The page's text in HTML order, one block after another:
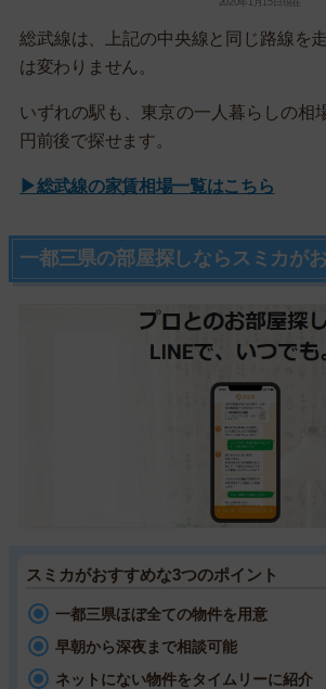
総武線は、上記の中央線と同じ路線を
は変わりません。
いずれの駅も、東京の一人暮らしの相
円前後で探せます。
▶総武線の家賃相場一覧はこちら
一都三県の部屋探しならスミカが
スミカがおすすめな3つのポイント
一都三県ほぼ全ての物件を用意
早朝から深夜まで相談可能
ネットにない物件をタイムリーに紹介